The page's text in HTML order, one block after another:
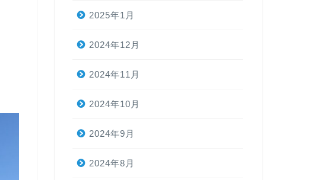
2025年1月
2024年12月
2024年11月
2024年10月
2024年9月
2024年8月